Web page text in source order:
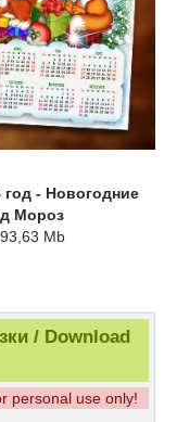
- Новогодние
Мороз
Mb
/ Download
personal use only!